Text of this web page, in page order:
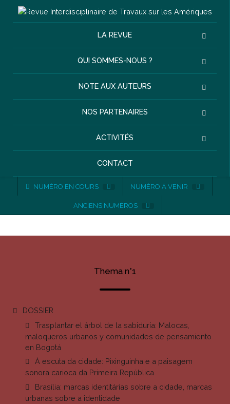
LA REVUE
QUI SOMMES-NOUS ?
NOTE AUX AUTEURS
NOS PARTENAIRES
ACTIVITÉS
CONTACT
NUMÉRO EN COURS NUMÉRO À VENIR
ANCIENS NUMÉROS
Thema n°1
DOSSIER
Trasplantar el árbol de la sabiduría: Malocas,
maloqueros urbanos y comunidades de pensamiento
en Bogotá
À escuta da cidade: Pixinguinha e a paisagem
sonora carioca da Primeira República
Brasília: marcas identitárias sobre a cidade, marcas
urbanas sobre a identidade